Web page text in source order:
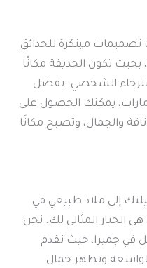
تصميمات مبتكرة للحدائق
بحيث تكون الحديقة مكانًا
الشخصي. بفضل
يمكنك الحصول على
والجمال، وتصبح مكانًا
إلى ملاذ طبيعي في
الخيار المثالي لك. نحن
جميرا، حيث نقدم
وتظهر جمال